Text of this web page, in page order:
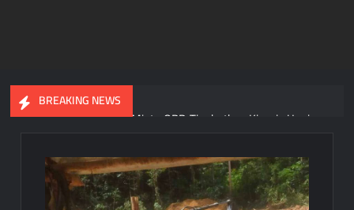
BREAKING NEWS
Gubernur Meki Nawipa Minta OPD Tingkatkan Kinerja Usai
Gubernur Papua Tengah Tegas! ASN Wajib Terapkan Ber-
AKHLAK dan Beralih ke E-Kinerja Sebelum 2027